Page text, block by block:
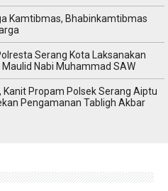
Kamtibmas, Bhabinkamtibmas
Serang Kota Laksanakan
Nabi Muhammad SAW
Kanit Propam Polsek Serang Aiptu
Pengamanan Tabligh Akbar